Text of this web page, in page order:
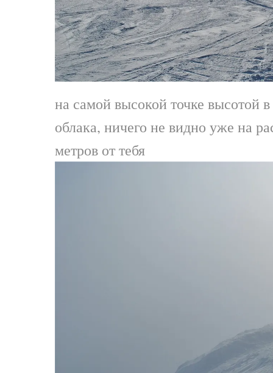
на самой высокой точке высотой
облака, ничего не видно уже на
метров от тебя